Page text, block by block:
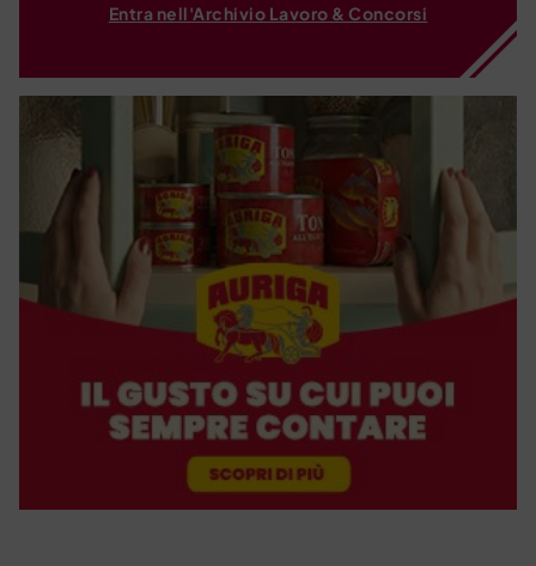
Entra nell'Archivio Lavoro & Concorsi